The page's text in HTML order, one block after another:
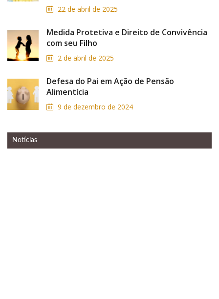
22 de abril de 2025
Medida Protetiva e Direito de Convivência
com seu Filho
2 de abril de 2025
Defesa do Pai em Ação de Pensão
Alimentícia
9 de dezembro de 2024
Notícias